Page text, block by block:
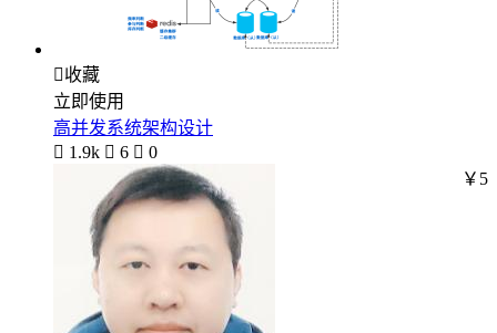
收藏
立即使用
高并发系统架构设计
 1.9k  6  0
￥5